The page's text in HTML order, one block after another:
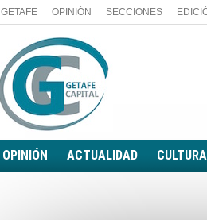
GETAFE OPINIÓN SECCIONES
OPINIÓN ACTUALIDAD CULTURA